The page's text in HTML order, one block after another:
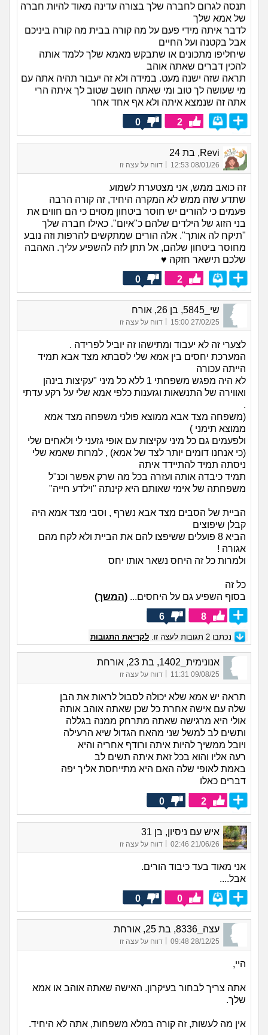
תנסה לגרום לחברה שלך בצורה עדינה מאוד להיות חברה
של אמא שלך
לדבר איתה מידי פעם על מה קורה בבית מה קורה ביניכם
אבל בקטנה ועל החיים
שיחליפו מתכונים או שתבקש מאמא שלך ללמד אותה
להכין דברים שאתה אוהב
תראה שזה ישנה מעט. במידה ולא זה יעבור תהיה אתה עם
מי שעושה לך טוב ומי שאתה חושב שטוב לך איתה הרי
אתה זה שנמצא איתה ולא אף אחד אחר
2
0
Revi, בת 24
08/01/26 12:53
| דווח על עצה זו
זה כואב ממש, אני מצטערת לשמוע
שתדע שזה ממש לא המקרה היחיד, זה קורה הרבה
פעמים כי להורים יש חוסר ביטחון מסוים כי הם חווים את
בני הזוג של הילדים שלהם כ"איום". כאילו חברה שלך
"תיקח לה אותך". אלה הורים שמתקשים להרפות וזה נובע
מחוסר ביטחון שלהם, אל תתן לזה להשפיע עליך. האהבה
שלכם תישאר חזקה ♥
2
0
שי_5845, בן 26, אורח
27/02/25 15:00 דווח על עצה זו
לצערי זה לא יעבוד ומתישהו זה יוביל לפרידה .
המערכת יחסים בין אמא שלי לסבתא מצד אבא תמיד
הייתה עכורה
לא היה מפגש משפחתי 1 ללא כל מיני "עקיצות בינהן
ואווירה של התנשאות וגזענות כלפי אמא שלי על רקע עדתי
.
(משפחה מצד אבא ממוצא פולני משפחה מצד אמא
ממוצא תימני )
ולפעמים גם כל מיני עקיצות עם אופי גזעני לי ולאחים שלי
(כי אנחנו דומים יותר לצד של אמא) , למרות שאמא שלי
ניסתה תמיד להתיידד איתה
תמיד כיבדה אותה ועזרה בכל מה שרק אפשר וכנ"ל
משפחתה של אימי שאותם היא קינתה "וילדע חייה"
הביית של הסבים מצד אבא נשרף , וסבי מצד אמא היה
קבלן שיפוצים
הביא 8 פועלים ששיפצו להם את הביית ולא לקח מהם
אגורה !
ולמרות כל זה היחס נשאר אותו יחס
כל זה
בסוף השפיע גם על היחסים... (המשך)
8
6
נכתבו 2 תגובות לעצה זו. לקריאת התגובות
אנונימית_1402, בת 23, אורחת
09/08/25 11:31 דווח על עצה זו
תראה יש אמא שלא יכולה לסבול לראות את הבן
שלה עם אישה אחרת כל שכן שאתה אוהב אותה
אולי היא מרגישה שאתה מתרחק ממנה בגללה
ותשים לב למשל שני מהאח הגדול שיא הרעילה
ויובל ממשיך להיות איתה ורודף אחריה והיא
רעה אליו והוא בכל זאת איתה תשים לב
באמת לאופי שלה האם היא מתייחסת אליך יפה
דברים כאלו
2
0
איש עם ניסיון, בן 31
21/06/26 02:46
| דווח על עצה זו
אני מאוד בעד כיבוד הורים.
אבל....
0
0
עצה_8336, בת 25, אורחת
28/12/25 09:48
| דווח על עצה זו
היי,
אתה צריך לבחור בעיקרון. האישה שאתה אוהב או אמא
שלך.
אין מה לעשות, זה קורה במלא משפחות, אתה לא היחיד.